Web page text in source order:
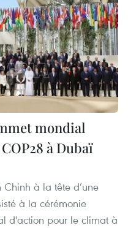
mondial
à Dubaï
Chinh à la tête d’une
à la cérémonie
d'action pour le climat à